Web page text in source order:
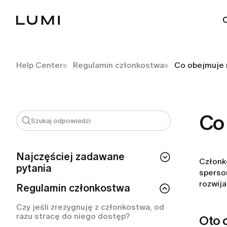
Help Center Regulamin członkostwa Co obejmuje
Najczęściej zadawane
pytania
Nie mogę się zalogować. Co powinnam
zrobić?
Jak zalogować się do aplikacji LUMI
Regulamin członkostwa
Czy jeśli zrezygnuję z członkostwa, od
razu stracę do niego dostęp?
Oto